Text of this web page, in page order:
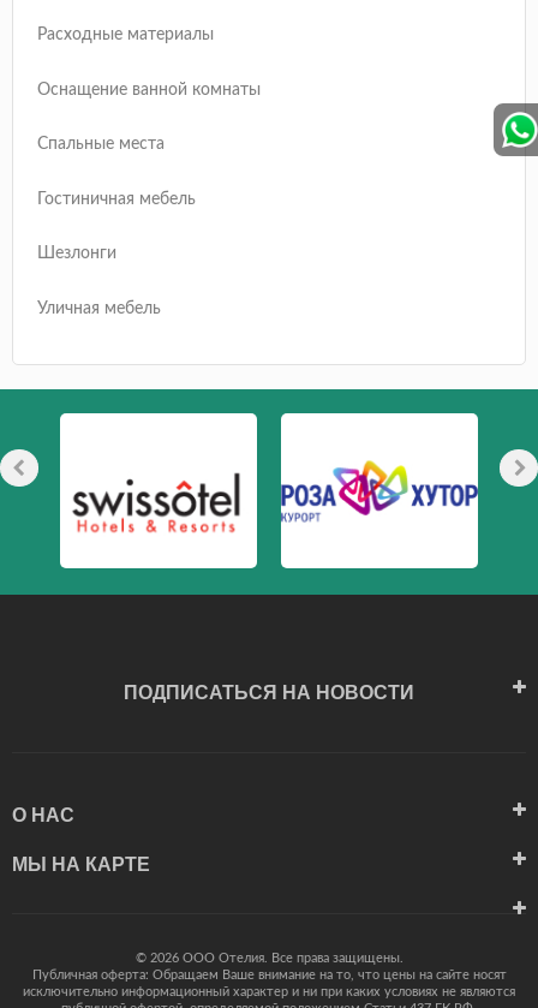
Расходные материалы
Оснащение ванной комнаты
Спальные места
Гостиничная мебель
Шезлонги
Уличная мебель
ПОДПИСАТЬСЯ НА НОВОСТИ
О НАС
МЫ НА КАРТЕ
© 2026 ООО Отелия. Все права защищены.
Публичная оферта: Обращаем Ваше внимание на то, что цены на сайте носят
исключительно информационный характер и ни при каких условиях не являются